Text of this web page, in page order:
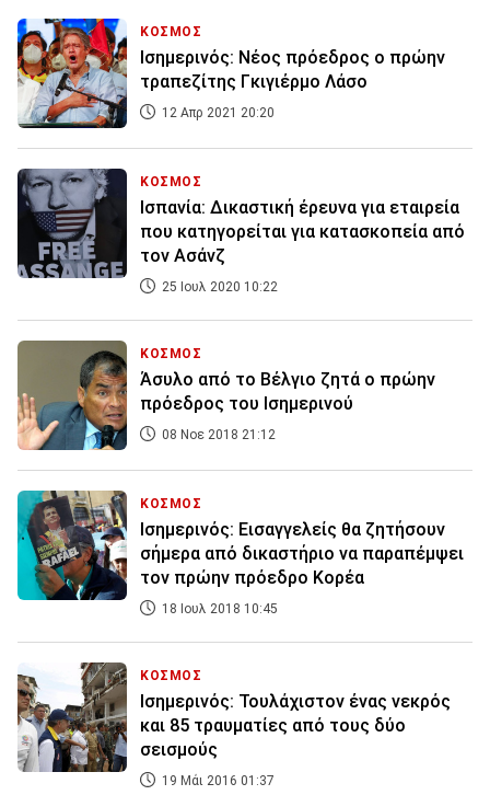
ΚΟΣΜΟΣ
Ισημερινός: Νέος πρόεδρος ο πρώην
τραπεζίτης Γκιγιέρμο Λάσο
12 Απρ 2021 20:20
ΚΟΣΜΟΣ
Ισπανία: Δικαστική έρευνα για εταιρεία
που κατηγορείται για κατασκοπεία από
τον Ασάνζ
25 Ιουλ 2020 10:22
ΚΟΣΜΟΣ
Άσυλο από το Βέλγιο ζητά ο πρώην
πρόεδρος του Ισημερινού
08 Νοε 2018 21:12
ΚΟΣΜΟΣ
Ισημερινός: Εισαγγελείς θα ζητήσουν
σήμερα από δικαστήριο να παραπέμψει
τον πρώην πρόεδρο Κορέα
18 Ιουλ 2018 10:45
ΚΟΣΜΟΣ
Ισημερινός: Τουλάχιστον ένας νεκρός
και 85 τραυματίες από τους δύο
σεισμούς
19 Μάι 2016 01:37